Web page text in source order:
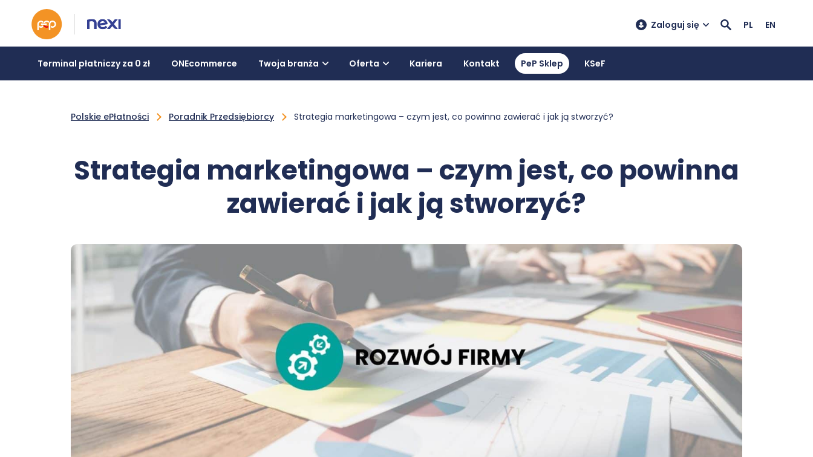
Zaloguj się PL EN
Terminal płatniczy za 0 zł ONEcommerce Twoja branża Oferta Kariera Kontakt PeP Sklep KSeF
Polskie ePłatności Poradnik Przedsiębiorcy Strategia marketingowa – czym jest, co powinna zawierać i jak ją stworzyć?
Strategia marketingowa – czym jest, co powinna
zawierać i jak ją stworzyć?